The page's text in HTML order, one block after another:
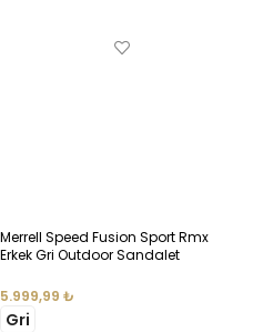
Merrell Speed Fusion Sport Rmx
Erkek Gri Outdoor Sandalet
5.999,99 ₺
Gri